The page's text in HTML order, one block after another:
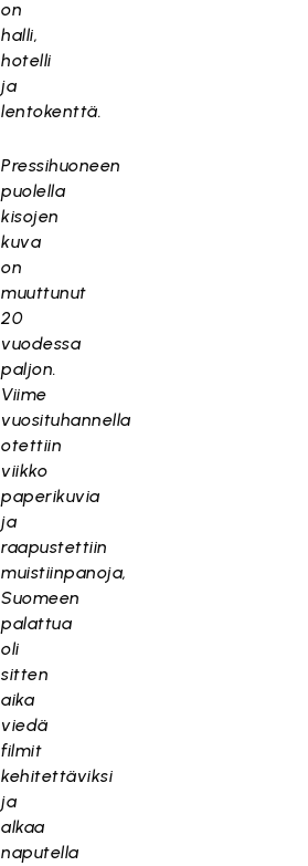
on
halli,
hotelli
ja
lentokenttä.
Pressihuoneen
puolella
kisojen
kuva
on
muuttunut
20
vuodessa
paljon.
Viime
vuosituhannella
otettiin
viikko
paperikuvia
ja
raapustettiin
muistiinpanoja,
Suomeen
palattua
oli
sitten
aika
viedä
filmit
kehitettäviksi
ja
alkaa
naputella